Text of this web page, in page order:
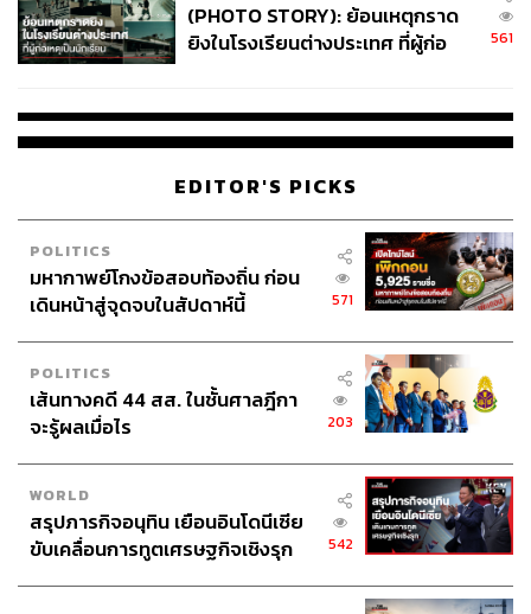
(PHOTO STORY): ย้อนเหตุกราด
ยิงในโรงเรียนต่างประเทศ ที่ผู้ก่อ
561
EDITOR'S PICKS
POLITICS
มหากาพย์โกงข้อสอบท้องถิ่น ก่อน
เดินหน้าสู่จุดจบในสัปดาห์นี้
571
POLITICS
เส้นทางคดี 44 สส. ในชั้นศาลฎีกา
จะรู้ผลเมื่อไร
203
WORLD
สรุปภารกิจอนุทิน เยือนอินโดนีเซีย
ขับเคลื่อนการทูตเศรษฐกิจเชิงรุก
542